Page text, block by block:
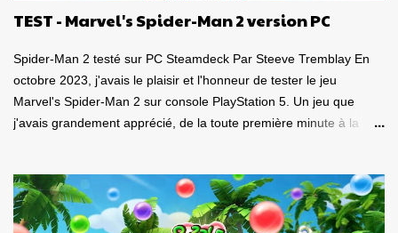
TEST - Marvel's Spider-Man 2 version PC
Spider-Man 2 testé sur PC Steamdeck Par Steeve Tremblay En
octobre 2023, j'avais le plaisir et l'honneur de tester le jeu
Marvel's Spider-Man 2 sur console PlayStation 5. Un jeu que
j'avais grandement apprécié, de la toute première minute à la
Pour revoir mon test, c'est par ici . Lorsque PlayStation Canada
nous a contacté il y a deux semaines pour faire le test de la
version PC, laquelle a vu le jour le 30 janvier dernier, je me suis